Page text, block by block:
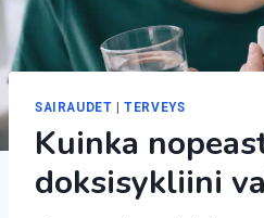
SAIRAUDET |TERVEYS
Kuinka
doksisykliini